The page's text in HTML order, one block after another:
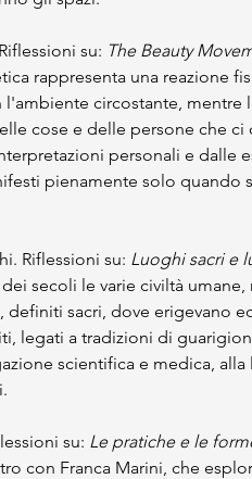
su: The Beauty
rappresenta una reazione
circostante, mentre
cose e delle persone che
personali e dalle
pienamente solo quando
Riflessioni su: Luoghi sacri e
secoli le varie civiltà
sacri, dove erigevano
legati a tradizioni di
scientifica e medica,
su: Le pratiche e le
con Franca Marini, che